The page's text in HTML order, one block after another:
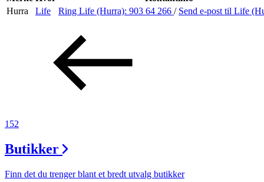
Aktiviteter
Tilbud
Søk
Hurra
Life Ring Life (Hurra): 903 64 266 / Send e-post til Life
152
Butikker
Finn det du trenger blant et bredt utvalg butikker